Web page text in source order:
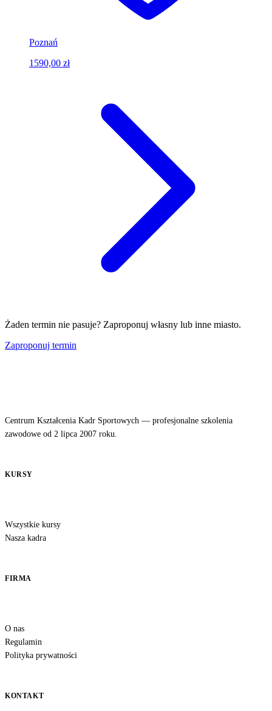
Poznań
1590,00 zł
Żaden termin nie pasuje? Zaproponuj własny lub inne miasto.
Zaproponuj termin
Centrum Kształcenia Kadr Sportowych — profesjonalne szkolenia
zawodowe od 2 lipca 2007 roku.
KURSY
Wszystkie kursy
Nasza kadra
FIRMA
O nas
Regulamin
Polityka prywatności
KONTAKT